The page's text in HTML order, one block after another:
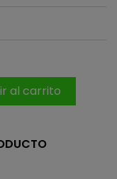
al carrito